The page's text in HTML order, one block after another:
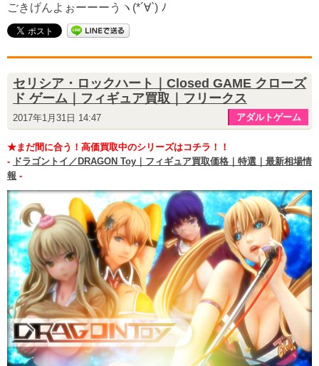
ごきげんよぉーーーうヽ(*´∀`) ﾉ
セリシア・ロックハート｜Closed GAME クローズ
ド ゲーム｜フィギュア買取｜フリークス
2017年1月31日 14:47 アダルトゲーム
★まだ間に合う！高価買取中のシリーズはコチラ！！
- ドラゴントイ／DRAGON Toy｜フィギュア買取価格｜特選｜最新相場情
報 -